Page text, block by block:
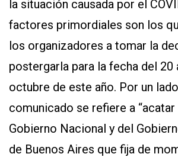
la situación causada por el
factores primordiales son los
los organizadores a tomar la
postergarla para la fecha del 20
octubre de este año. Por un
comunicado se refiere a
Gobierno Nacional y del
de Buenos Aires que fija de